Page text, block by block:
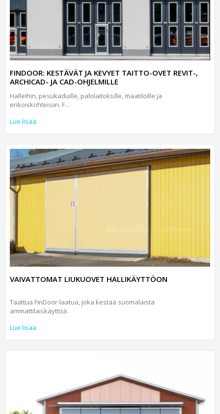
FINDOOR: KESTÄVÄT JA KEVYET TAITTO-OVET REVIT-,
ARCHICAD- JA CAD-OHJELMILLE
Halleihin, pesukaduille, palolaitoksille, maatiloille ja
erikoiskohteisiin. F...
Lue lisää
VAIVATTOMAT LIUKUOVET HALLIKÄYTTÖON
Taattua FinDoor-laatua, joka kestää suomalaista
ammattilaiskäyttöä.
Lue lisää